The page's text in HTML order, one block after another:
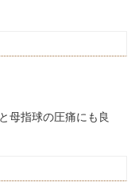
母指球の圧痛にも良